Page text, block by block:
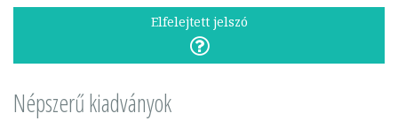
Elfelejtett jelszó
Népszerű kiadványok